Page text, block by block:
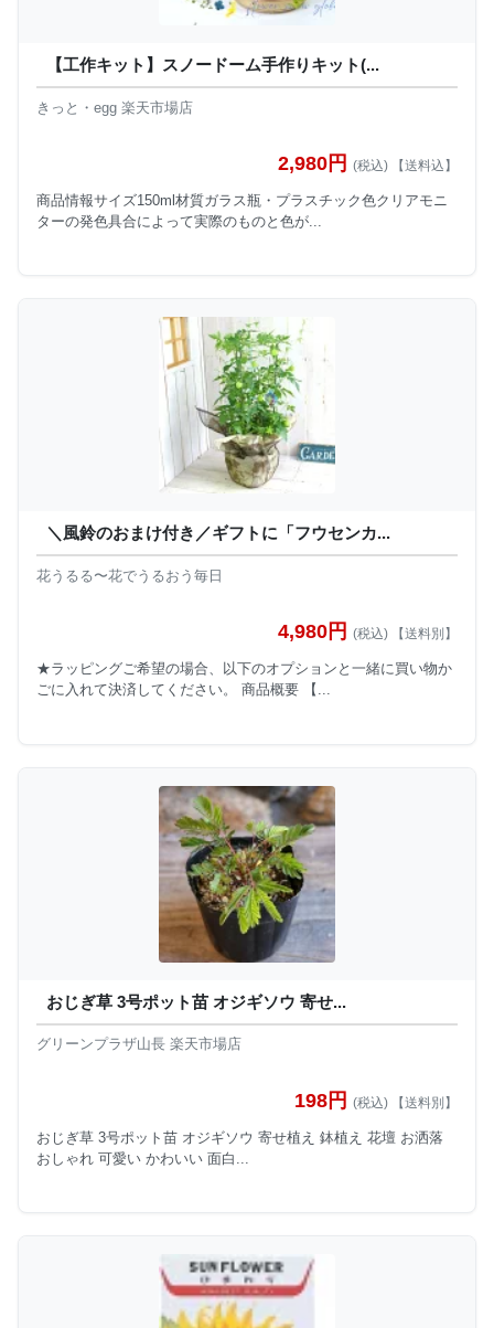
【工作キット】スノードーム手作りキット(...
きっと・egg 楽天市場店
2,980円 (税込) 【送料込】
商品情報サイズ150ml材質ガラス瓶・プラスチック色クリアモニ
ターの発色具合によって実際のものと色が...
＼風鈴のおまけ付き／ギフトに「フウセンカ...
花うるる〜花でうるおう毎日
4,980円 (税込) 【送料別】
★ラッピングご希望の場合、以下のオプションと一緒に買い物か
ごに入れて決済してください。 商品概要 【...
おじぎ草 3号ポット苗 オジギソウ 寄せ...
グリーンプラザ山長 楽天市場店
198円 (税込) 【送料別】
おじぎ草 3号ポット苗 オジギソウ 寄せ植え 鉢植え 花壇 お洒落
おしゃれ 可愛い かわいい 面白...